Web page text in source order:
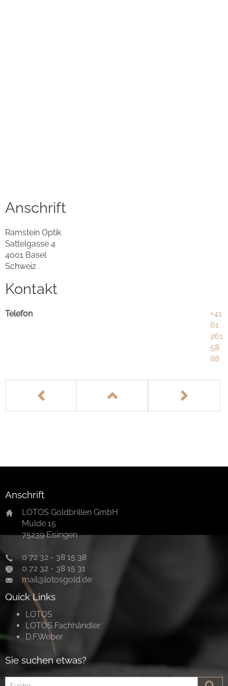
Anschrift
Ramstein Optik
Sattelgasse 4
4001 Basel
Schweiz
Kontakt
Telefon
+41
61
261
58
88
Anschrift
LOTOS Goldbrillen GmbH
Mulde 15
75239 Eisingen
0 72 32 - 38 15 38
0 72 32 - 38 15 31
mail@lotosgold.de
Quick Links
LOTOS
LOTOS Fachhändler
D.F.Weber
Sie suchen etwas?
中文